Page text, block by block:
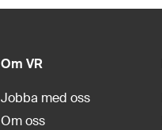
Om VR
Jobba med oss
Om oss